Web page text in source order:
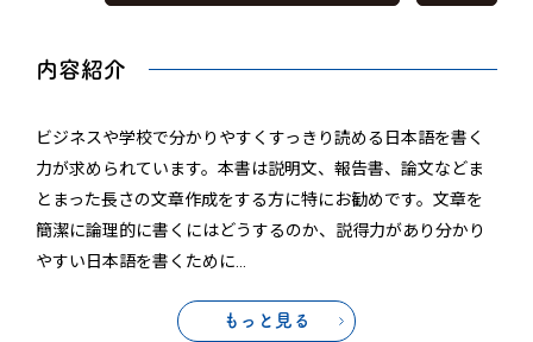
内容紹介
ビジネスや学校で分かりやすくすっきり読める日本語を書く
力が求められています。本書は説明文、報告書、論文などま
とまった長さの文章作成をする方に特にお勧めです。文章を
簡潔に論理的に書くにはどうするのか、説得力があり分かり
やすい日本語を書くために
もっと見る